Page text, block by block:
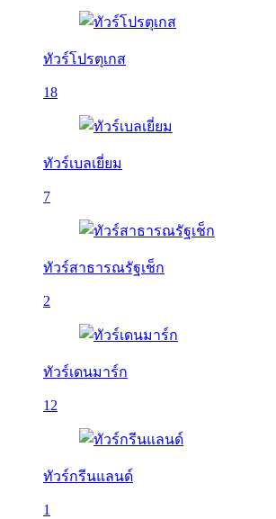
ทัวร์โปรตุเกส
18
ทัวร์เบลเยี่ยม
7
ทัวร์สาธารณรัฐเช็ก
2
ทัวร์เดนมาร์ก
12
ทัวร์กรีนแลนด์
1